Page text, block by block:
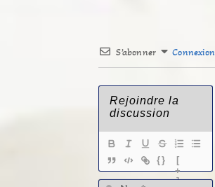
S’abonner Connexion
{}
[
+
]